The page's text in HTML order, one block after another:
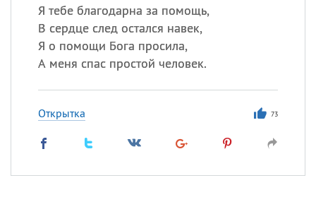
Я тебе благодарна за помощь,
В сердце след остался навек,
Я о помощи Бога просила,
А меня спас простой человек.
Открытка 73